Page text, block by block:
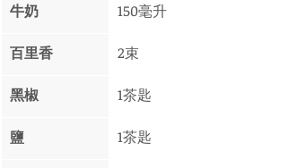
牛奶 150毫升
百里香 2束
黑椒 1茶匙
鹽 1茶匙